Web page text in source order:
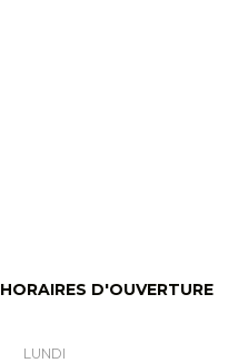
HORAIRES D'OUVERTURE
LUNDI